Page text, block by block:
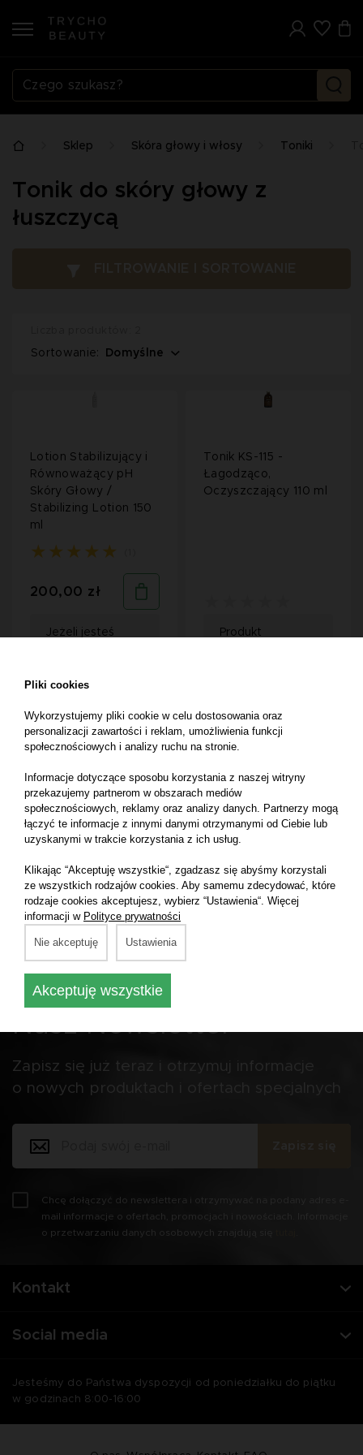
Sklep Skóra głowy i włosy Toniki
Tonik do skóry głowy z
łuszczycą
Sortowanie: Domyślne
Lotion Stabilizujący i
Równoważący pH
Skóry Głowy /
Stabilizing Lotion 150
ml
200,00 zł
Jeżeli jesteś
firmowe i zaloguj
cenę dla
gabinetów.
Tonik KS-115 -
Łagodząco,
Oczyszczający 110 ml
Produkt
firmowe i zaloguj
się.
1 - 2 z 2 ofert
Informacja o plasowaniu wyników wyszukiwania
Kontakt
Social media
Jesteśmy do Państwa dyspozycji od poniedziałku do piątku
w godzinach 8:00-16:00
Nasz Newsletter
Zapisz się już teraz i otrzymuj informacje
o nowych produktach i ofertach specjalnych
Chcę dołączyć do newslettera i otrzymywać na podany adres e-
mail informacje o ofertach, promocjach i nowościach. Informacje
o przetwarzaniu danych osobowych znajdują się
Pliki cookies
Wykorzystujemy pliki cookie w celu dostosowania oraz
personalizacji zawartości i reklam, umożliwienia funkcji
społecznościowych i analizy ruchu na stronie.
Informacje dotyczące sposobu korzystania z naszej witryny
przekazujemy partnerom w obszarach mediów
społecznościowych, reklamy oraz analizy danych. Partnerzy mogą
łączyć te informacje z innymi danymi otrzymanymi od Ciebie lub
uzyskanymi w trakcie korzystania z ich usług.
Klikając “Akceptuję wszystkie“, zgadzasz się abyśmy korzystali
ze wszystkich rodzajów cookies. Aby samemu zdecydować, które
rodzaje cookies akceptujesz, wybierz “Ustawienia“. Więcej
informacji w Polityce prywatności
Nie akceptuję Ustawienia
Akceptuję wszystkie